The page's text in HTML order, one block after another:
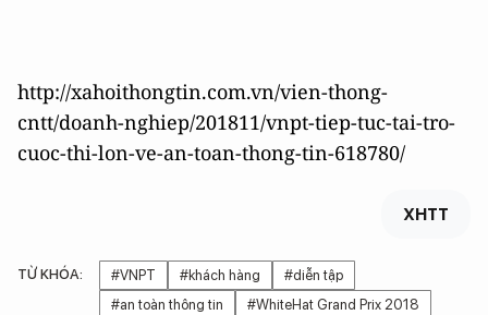
http://xahoithongtin.com.vn/vien-thong-
cntt/doanh-nghiep/201811/vnpt-tiep-tuc-tai-tro-
cuoc-thi-lon-ve-an-toan-thong-tin-618780/
XHTT
TỪ KHÓA: #VNPT #khách hàng
#diễn tập
#an toàn thông tin
#WhiteHat Grand Prix 2018